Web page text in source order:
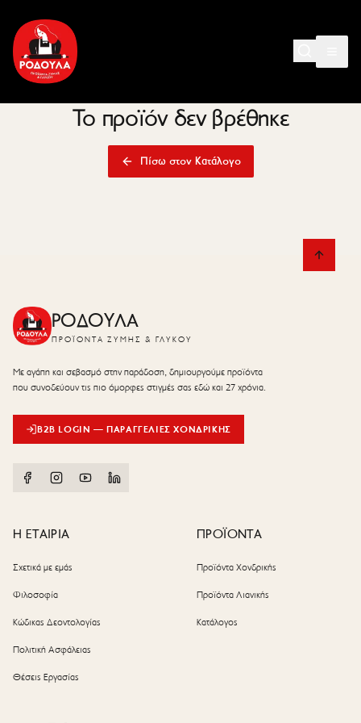
Το προϊόν δεν βρέθηκε
Πίσω στον Κατάλογο
ΡΟΔΟΥΛΑ
ΠΡΟΪΌΝΤΑ ΖΎΜΗΣ & ΓΛΥΚΟΎ
Με αγάπη και σεβασμό στην παράδοση, δημιουργούμε προϊόντα
που συνοδεύουν τις πιο όμορφες στιγμές σας εδώ και 27 χρόνια.
B2B LOGIN — ΠΑΡΑΓΓΕΛΊΕΣ ΧΟΝΔΡΙΚΉΣ
Η ΕΤΑΙΡΙΑ
Σχετικά με εμάς
Φιλοσοφία
Κώδικας Δεοντολογίας
Πολιτική Ασφάλειας
Θέσεις Εργασίας
ΠΡΟΪΟΝΤΑ
Προϊόντα Χονδρικής
Προϊόντα Λιανικής
Κατάλογος